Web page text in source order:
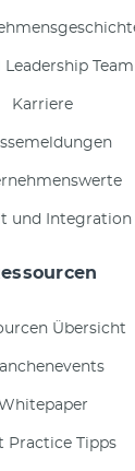
Leadership Team
Karriere
und Integration
Übersicht
Whitepaper
Practice Tipps